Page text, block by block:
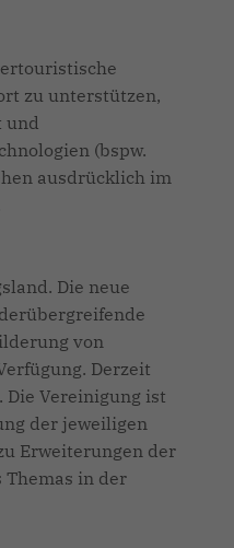
zu unterstützen,
und
(bspw.
ausdrücklich im
Die neue
von
Derzeit
Vereinigung ist
der jeweiligen
Erweiterungen der
Themas in der